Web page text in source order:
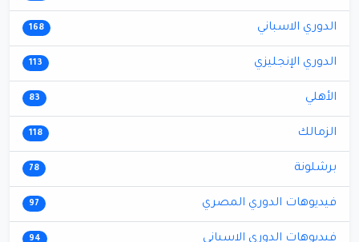
الدوري الاسباني 168
الدوري الإنجليزي 113
الأهلي 83
الزمالك 118
برشلونة 78
فيديوهات الدوري المصري 97
فيديوهات الدوري الاسباني 94